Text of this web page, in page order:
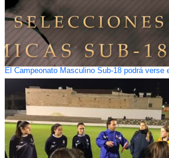
El Campeonato Masculino Sub-18 podrá verse